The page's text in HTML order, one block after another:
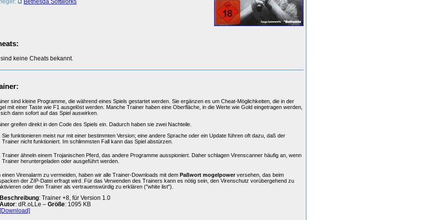
Bethesda Softworks
sind keine Cheats bekannt.
sind kleine Programme, die während eines Spiels gestartet werden. Sie ergänzen es um Cheat-Möglichkeiten, die in der
mit einer Taste wie F1 ausgelöst werden. Manche Trainer haben eine Oberfläche, in die Werte wie Gold eingetragen werden,
dann sofort auf das Spiel auswirken.
greifen direkt in den Code des Spiels ein. Dadurch haben sie zwei Nachteile.
Sie funktionieren meist nur mit einer bestimmten Version; eine andere Sprache oder ein Update führen oft dazu, daß der
Trainer nicht funktioniert. Im schlimmsten Fall kann das Spiel abstürzen.
Trainer ähneln einem Trojanischen Pferd, das andere Programme ausspioniert. Daher schlagen Virenscanner häufig an, wenn
Trainer heruntergeladen oder ausgeführt werden.
einen Virenalarm zu vermeiden, haben wir alle Trainer-Downloads mit dem Paßwort mogelpowerversehen, das beim
der ZIP-Datei erfragt wird. Für das Verwenden des Trainers kann es nötig sein, den Virenschutz vorübergehend zu
oder den Trainer als vertrauenswürdig zu erklären ("white list").
Beschreibung: Trainer +8, für Version 1.0
Autor: dR.oLLe – Größe: 1095 KB
[Download]